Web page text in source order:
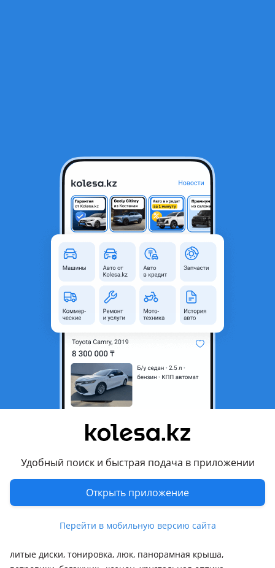
Удобный поиск и быстрая подача в приложении
Открыть приложение
Перейти в мобильную версию сайта
Kia Sportage 2026 года
19 500 000 ₸
Объявление находится в архиве и может быть
Алматы, Алматинская
2024 - н.в. 5 поколение
Кроссовер
Объем двигателя, л
1 525 км
Автомат
Привод
Полный привод
Руль
Слева
Цвет
белый металлик
Растаможен в Казахстане
литые диски, тонировка, люк, панорамная крыша,